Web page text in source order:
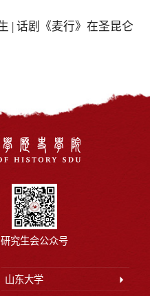
| 话剧《麦行》在圣昆仑
研究生会公众号
山东大学